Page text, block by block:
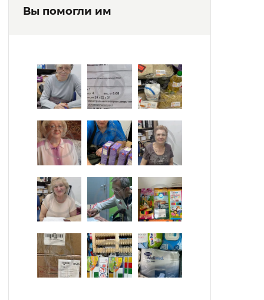
Вы помогли им